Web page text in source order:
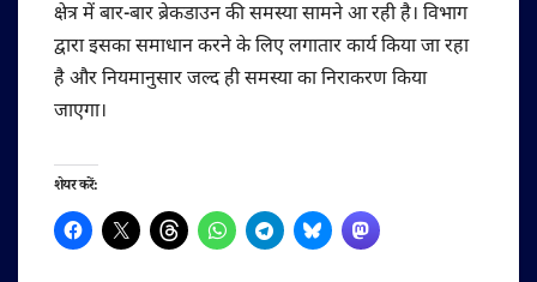
क्षेत्र में बार-बार ब्रेकडाउन की समस्या सामने आ रही है। विभाग
द्वारा इसका समाधान करने के लिए लगातार कार्य किया जा रहा
है और नियमानुसार जल्द ही समस्या का निराकरण किया
जाएगा।
शेयर करें: